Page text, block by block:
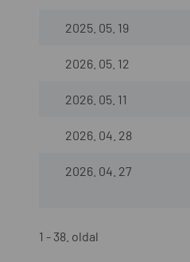
2025. 05. 19
2026. 05. 12
2026. 05. 11
2026. 04. 28
2026. 04. 27
1 - 38. oldal